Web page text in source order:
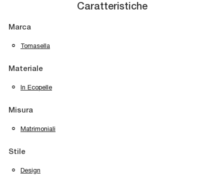
Caratteristiche
Marca
Tomasella
Materiale
In Ecopelle
Misura
Matrimoniali
Stile
Design